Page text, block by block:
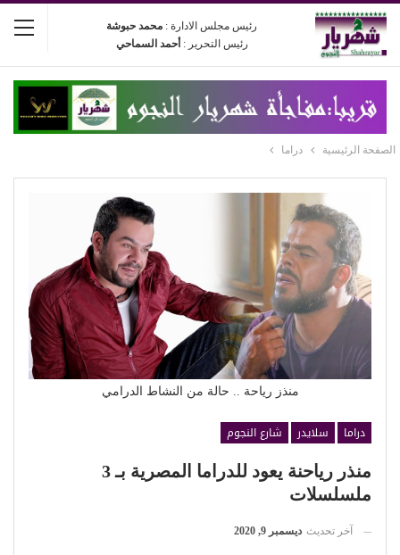
رئيس مجلس الادارة : محمد حبوشة
رئيس التحرير : أحمد السماحي
الصفحة الرئيسية دراما
منذز رياحة .. حالة من النشاط الدرامي
دراما سلايدر
شارع النجوم
منذر رياحنة يعود للدراما المصرية بـ 3
ملسلسلات
آخر تحديث ديسمبر 9, 2020